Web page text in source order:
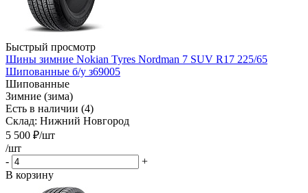
Быстрый просмотр
Шины зимние Nokian Tyres Nordman 7 SUV R17 225/65
Шипованные б/у з69005
Шипованные
Зимние (зима)
Есть в наличии (4)
Склад: Нижний Новгород
5 500 ₽/шт
/шт
-
+
В корзину